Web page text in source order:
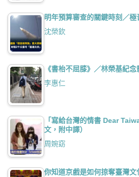
明年預算審查的關鍵時刻／極
沈榮欽
《書枱不屈膝》／林榮基紀念
李惠仁
「寫給台灣的情書 Dear
文，附中譯）
周婉窈
你知道京戲是如何掠奪臺灣文